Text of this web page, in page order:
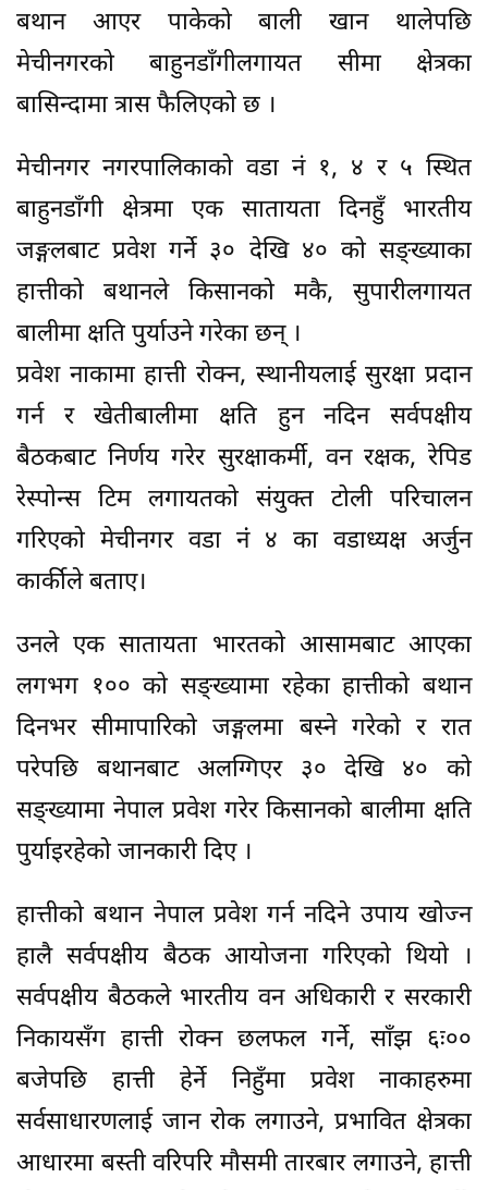
बथान आएर पाकेको बाली खान थालेपछि
मेचीनगरको बाहुनडाँगीलगायत सीमा क्षेत्रका
बासिन्दामा त्रास फैलिएको छ ।
मेचीनगर नगरपालिकाको वडा नं १, ४ र ५ स्थित
बाहुनडाँगी क्षेत्रमा एक सातायता दिनहुँ भारतीय
जङ्गलबाट प्रवेश गर्ने ३० देखि ४० को सङ्ख्याका
हात्तीको बथानले किसानको मकै, सुपारीलगायत
बालीमा क्षति पुर्याउने गरेका छन् ।
प्रवेश नाकामा हात्ती रोक्न, स्थानीयलाई सुरक्षा प्रदान
गर्न र खेतीबालीमा क्षति हुन नदिन सर्वपक्षीय
बैठकबाट निर्णय गरेर सुरक्षाकर्मी, वन रक्षक, रेपिड
रेस्पोन्स टिम लगायतको संयुक्त टोली परिचालन
गरिएको मेचीनगर वडा नंं ४ का वडाध्यक्ष अर्जुन
कार्कीले बताए।
उनले एक सातायता भारतको आसामबाट आएका
लगभग १०० को सङ्ख्यामा रहेका हात्तीको बथान
दिनभर सीमापारिको जङ्गलमा बस्ने गरेको र रात
परेपछि बथानबाट अलग्गिएर ३० देखि ४० को
सङ्ख्यामा नेपाल प्रवेश गरेर किसानको बालीमा क्षति
पुर्याइरहेको जानकारी दिए ।
हात्तीको बथान नेपाल प्रवेश गर्न नदिने उपाय खोज्न
हालै सर्वपक्षीय बैठक आयोजना गरिएको थियो ।
सर्वपक्षीय बैठकले भारतीय वन अधिकारी र सरकारी
निकायसँग हात्ती रोक्न छलफल गर्ने, साँझ ६ः००
बजेपछि हात्ती हेर्ने निहुँमा प्रवेश नाकाहरुमा
सर्वसाधारणलाई जान रोक लगाउने, प्रभावित क्षेत्रका
आधारमा बस्ती वरिपरि मौसमी तारबार लगाउने, हात्ती